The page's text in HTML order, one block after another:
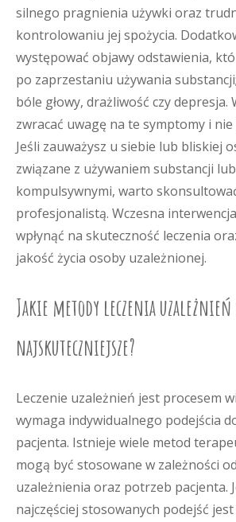
silnego pragnienia używki oraz
kontrolowaniu jej spożycia.
występować objawy odstawienia,
po zaprzestaniu używania
bóle głowy, drażliwość czy depresja.
zwracać uwagę na te symptomy i
Jeśli zauważysz u siebie lub bliskiej
związane z używaniem substancji
kompulsywnymi, warto
profesjonalistą. Wczesna
wpłynąć na skuteczność leczenia
jakość życia osoby uzależnionej.
Jakie metody leczenia uzależnień
najskuteczniejsze?
Leczenie uzależnień jest procesem
wymaga indywidualnego podejścia
pacjenta. Istnieje wiele metod
mogą być stosowane w zależności
uzależnienia oraz potrzeb pacjenta.
najczęściej stosowanych podejść